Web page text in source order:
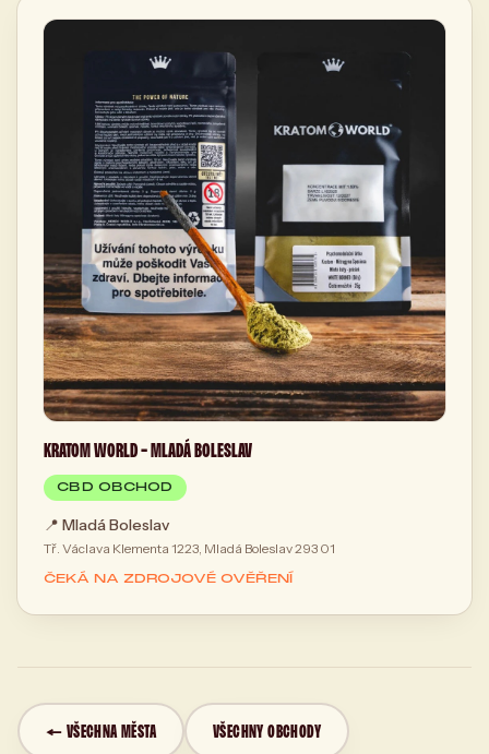
KRATOM WORLD - MLADÁ BOLESLAV
CBD OBCHOD
📍 Mladá Boleslav
Tř. Václava Klementa 1223, Mladá Boleslav 293 01
ČEKÁ NA ZDROJOVÉ OVĚŘENÍ
← VŠECHNA MĚSTA VŠECHNY OBCHODY